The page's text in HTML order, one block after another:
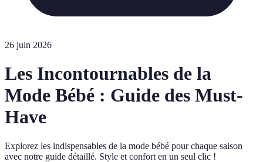
26 juin 2026
Les Incontournables de la
Mode Bébé : Guide des Must-
Have
Explorez les indispensables de la mode bébé pour chaque saison
avec notre guide détaillé. Style et confort en un seul clic !